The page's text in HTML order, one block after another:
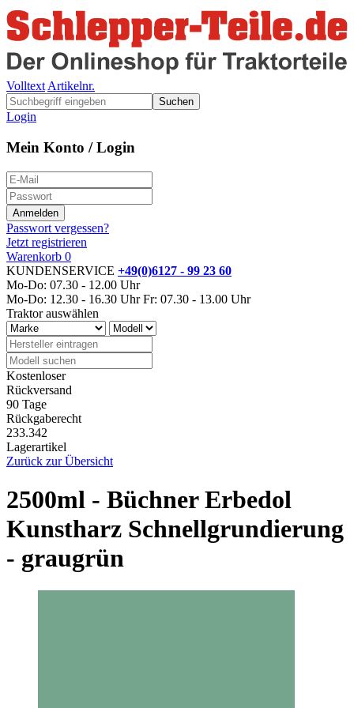
Volltext Artikelnr.
Suchen
Login
Mein Konto / Login
Passwort vergessen?
Jetzt registrieren
Warenkorb 0
KUNDENSERVICE +49(0)6127 - 99 23 60
Mo-Do: 07.30 - 12.00 Uhr
Mo-Do: 12.30 - 16.30 Uhr Fr: 07.30 - 13.00 Uhr
Traktor auswählen
Kostenloser
Rückversand
90 Tage
Rückgaberecht
233.342
Lagerartikel
Zurück zur Übersicht
2500ml - Büchner Erbedol
Kunstharz Schnellgrundierung
- graugrün